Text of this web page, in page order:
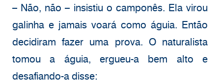
– Não, não – insistiu o camponês. Ela virou
galinha e jamais voará como águia. Então
decidiram fazer uma prova. O naturalista
tomou a águia, ergueu-a bem alto e
desafiando-a disse: